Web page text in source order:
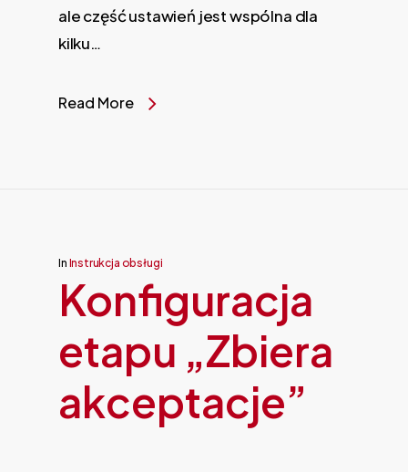
ale część ustawień jest wspólna dla
kilku…
Read More
In Instrukcja obsługi
Konfiguracja
etapu „Zbiera
akceptacje”